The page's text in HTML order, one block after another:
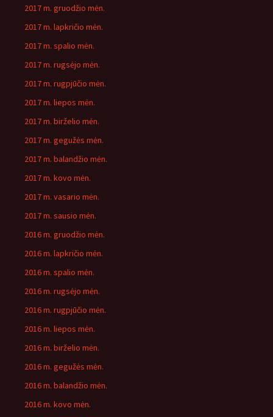
2017 m. gruodžio mėn.
2017 m. lapkričio mėn.
2017 m. spalio mėn.
2017 m. rugsėjo mėn.
2017 m. rugpjūčio mėn.
2017 m. liepos mėn.
2017 m. birželio mėn.
2017 m. gegužės mėn.
2017 m. balandžio mėn.
2017 m. kovo mėn.
2017 m. vasario mėn.
2017 m. sausio mėn.
2016 m. gruodžio mėn.
2016 m. lapkričio mėn.
2016 m. spalio mėn.
2016 m. rugsėjo mėn.
2016 m. rugpjūčio mėn.
2016 m. liepos mėn.
2016 m. birželio mėn.
2016 m. gegužės mėn.
2016 m. balandžio mėn.
2016 m. kovo mėn.